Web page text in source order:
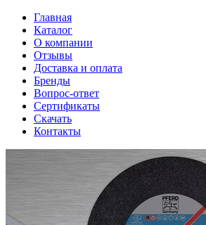
Главная
Каталог
О компании
Отзывы
Доставка и оплата
Бренды
Вопрос-ответ
Сертификаты
Скачать
Контакты